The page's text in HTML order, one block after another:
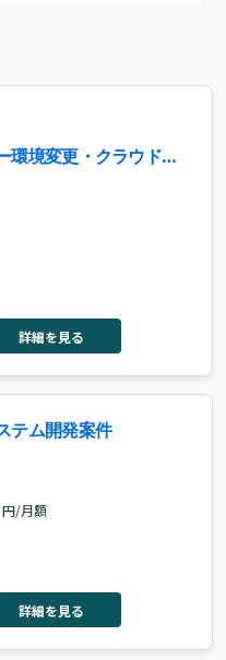
環境変更・クラウド化
詳細を見る
テム開発案件
円/月額
詳細を見る